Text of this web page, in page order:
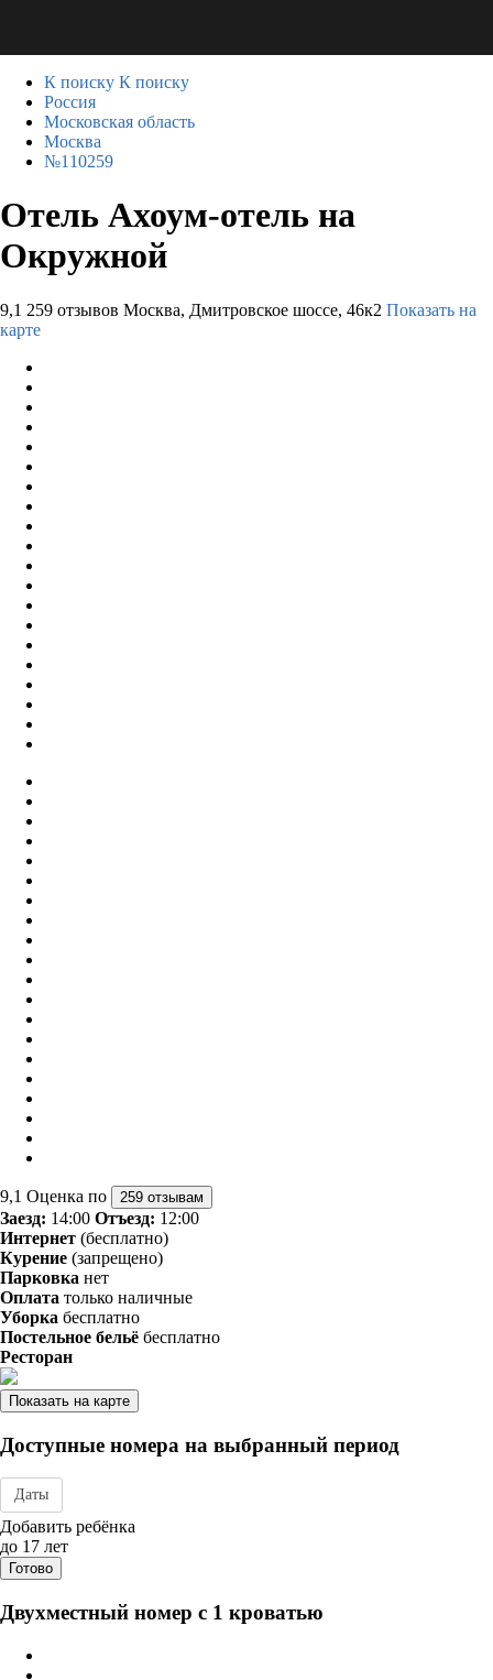
К поиску К поиску
Россия
Московская область
Москва
№110259
Отель Ахоум-отель на
Окружной
9,1 259 отзывов Москва, Дмитровское шоссе, 46к2 Показать на
карте
9,1 Оценка по 259 отзывам
Заезд: 14:00 Отъезд: 12:00
Интернет (бесплатно)
Курение (запрещено)
Парковка нет
Оплата только наличные
Уборка бесплатно
Постельное бельё бесплатно
Ресторан
Показать на карте
Доступные номера на выбранный период
Даты
Дата заезда - отъезда
Добавить ребёнка
до 17 лет
Готово
Двухместный номер с 1 кроватью